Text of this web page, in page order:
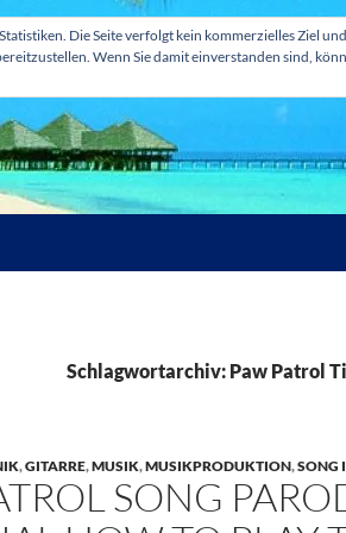
Schlagwortarchiv: Paw Patrol
,GITARRE,MUSIK,MUSIKPRODUKTION,SONG
SONG
Die Seite verfolgt kein kommerzielles Ziel
Wenn Sie damit einverstanden sind,